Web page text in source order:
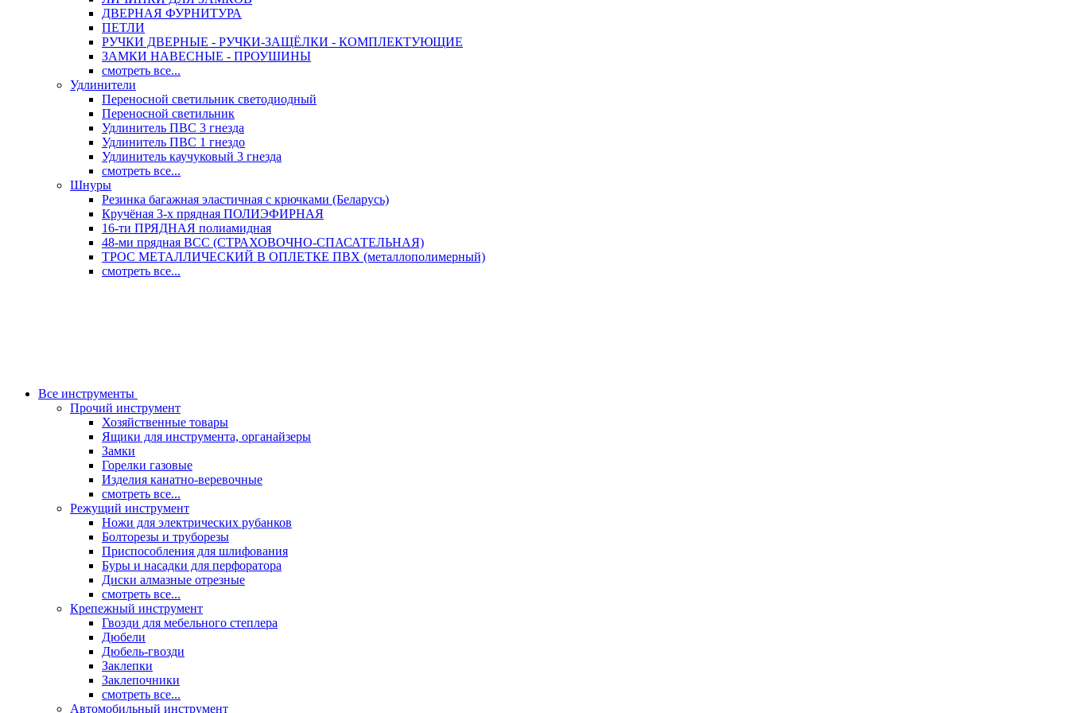
ДВЕРНАЯ ФУРНИТУРА
ПЕТЛИ
РУЧКИ ДВЕРНЫЕ - РУЧКИ-ЗАЩЁЛКИ - КОМПЛЕКТУЮЩИЕ
ЗАМКИ НАВЕСНЫЕ - ПРОУШИНЫ
смотреть все...
Удлинители
Переносной светильник светодиодный
Переносной светильник
Удлинитель ПВС 3 гнезда
Удлинитель ПВС 1 гнездо
Удлинитель каучуковый 3 гнезда
смотреть все...
Шнуры
Резинка багажная эластичная с крючками (Беларусь)
Кручёная 3-х прядная ПОЛИЭФИРНАЯ
16-ти ПРЯДНАЯ полиамидная
48-ми прядная ВСС (СТРАХОВОЧНО-СПАСАТЕЛЬНАЯ)
ТРОС МЕТАЛЛИЧЕСКИЙ В ОПЛЕТКЕ ПВХ (металлополимерный)
смотреть все...
Все инструменты
Прочий инструмент
Хозяйственные товары
Ящики для инструмента, органайзеры
Замки
Горелки газовые
Изделия канатно-веревочные
смотреть все...
Режущий инструмент
Ножи для электрических рубанков
Болторезы и труборезы
Приспособления для шлифования
Буры и насадки для перфоратора
Диски алмазные отрезные
смотреть все...
Крепежный инструмент
Гвозди для мебельного степлера
Дюбели
Дюбель-гвозди
Заклепки
Заклепочники
смотреть все...
Автомобильный инструмент